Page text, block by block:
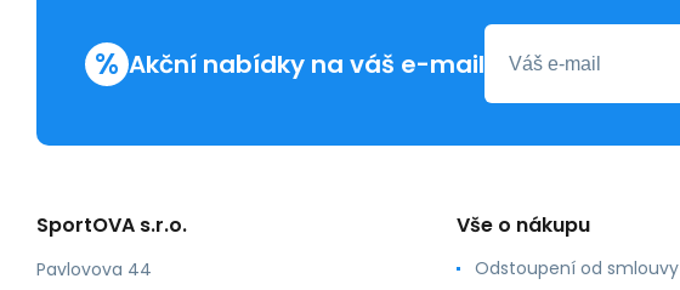
% Akční nabídky na váš e-mail
SportOVA s.r.o.
Pavlovova 44
Vše o nákupu
Odstoupení od smlouvy